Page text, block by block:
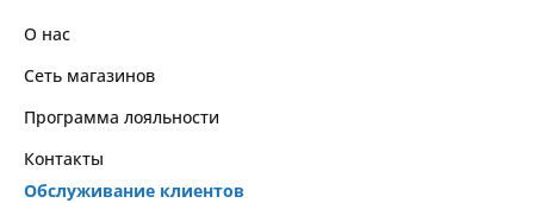
О нас
Сеть магазинов
Программа лояльности
Контакты
Обслуживание клиентов